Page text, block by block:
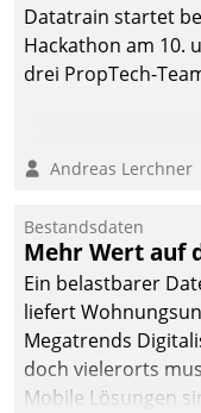
Herausforderungen
gerüstet.
Datatrain startet
Hackathon am 10.
drei PropTech-
Andreas Lerchner
Bestandsdaten
Mehr Wert auf
Ein belastbarer
liefert
Megatrends
doch vielerorts
Mobile Lösungen